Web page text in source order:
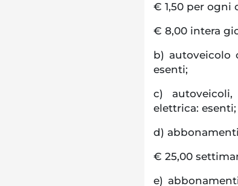
€ 1,50 per ogni
€ 8,00 intera
b) autoveicolo
esenti;
c)
elettrica: esenti;
d)
€ 25,00
e)